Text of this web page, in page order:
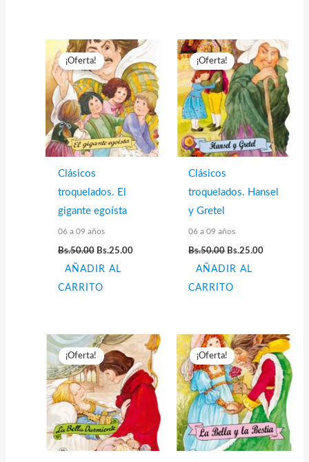
¡Oferta!
Clásicos
troquelados. El
gigante egoísta
06 a 09 años
Bs.50.00 El
original
Bs.50.00.
Bs.25.00El
AÑADIR AL
CARRITO
¡Oferta!
Clásicos
troquelados. Hansel
y Gretel
06 a 09 años
Bs.50.00 El
original
Bs.50.00.
Bs.25.00
AÑADIR AL
CARRITO
¡Oferta! ¡Oferta!